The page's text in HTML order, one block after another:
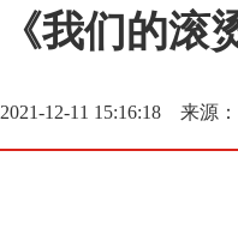
《我们的
2021-12-11 15:16:18 来源